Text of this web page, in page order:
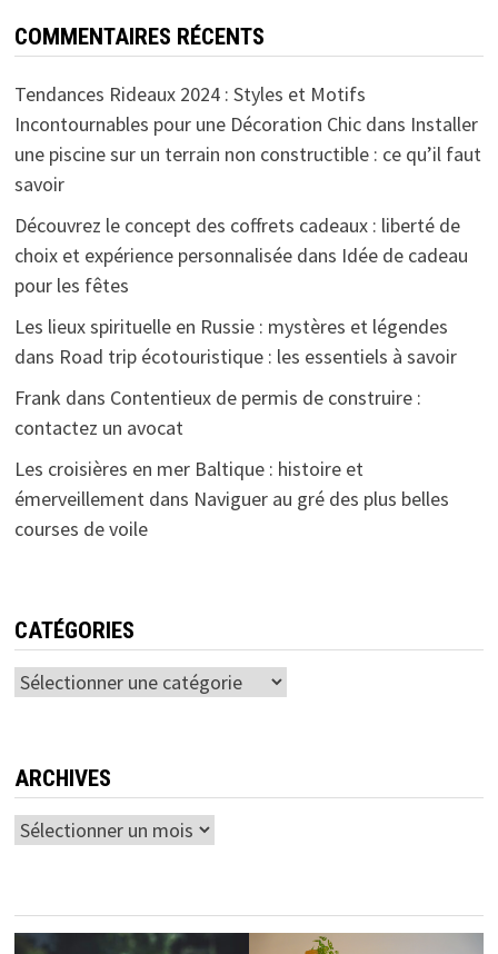
COMMENTAIRES RÉCENTS
Tendances Rideaux 2024 : Styles et Motifs
Incontournables pour une Décoration Chicdans Installer
une piscine sur un terrain non constructible : ce qu’il faut
savoir
Découvrez le concept des coffrets cadeaux : liberté de
choix et expérience personnaliséedans Idée de cadeau
pour les fêtes
Les lieux spirituelle en Russie : mystères et légendes
dans Road trip écotouristique : les essentiels à savoir
Frank dans Contentieux de permis de construire :
contactez un avocat
Les croisières en mer Baltique : histoire et
émerveillementdans Naviguer au gré des plus belles
courses de voile
CATÉGORIES
Catégories
ARCHIVES
Archives